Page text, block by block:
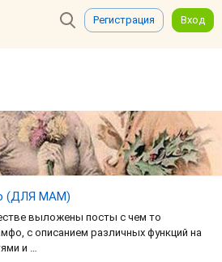
Регистрация Вход
(ДЛЯ МАМ)
выложены посты с чем то
с описанием различных функций на
и …